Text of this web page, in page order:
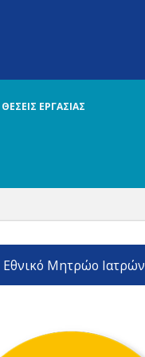
ΘΕΣΕΙΣ ΕΡΓΑΣΙΑΣ
Εθνικό Μητρώο Ιατρών